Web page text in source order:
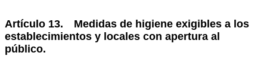
Artículo 13. Medidas de higiene exigibles a los
establecimientos y locales con apertura al
público.